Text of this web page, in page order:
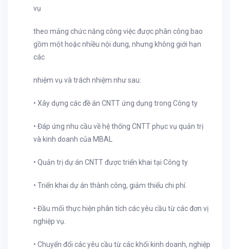
vụ
theo mảng chức năng công việc được phân công bao
gồm một hoặc nhiều nội dung, nhưng không giới hạn
các
nhiệm vụ và trách nhiệm như sau:
• Xây dựng các đề án CNTT ứng dụng trong Công ty
• Đáp ứng nhu cầu về hệ thống CNTT phục vụ quản trị
và kinh doanh của MBAL
• Quản trị dự án CNTT được triển khai tại Công ty
• Triển khai dự án thành công, giảm thiểu chi phí.
• Đầu mối thực hiện phân tích các yêu cầu từ các đơn vị
nghiệp vụ.
• Chuyển đổi các yêu cầu từ các khối kinh doanh, nghiệp